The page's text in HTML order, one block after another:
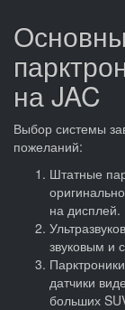
на JAC
Выбор системы
пожеланий:
Штатные
на дисплей.
звуковым и
датчики
больших